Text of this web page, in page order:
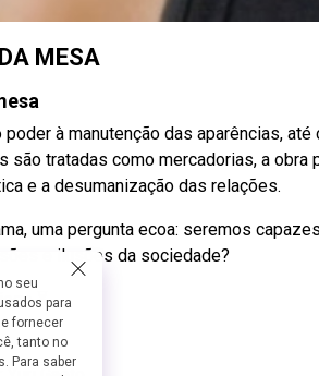
MESA
à manutenção das aparências,
são tratadas como mercadorias, a obra
e a desumanização das relações.
uma pergunta ecoa: seremos
e ilusões da sociedade?
seu
para
fornecer
tanto no
Para saber